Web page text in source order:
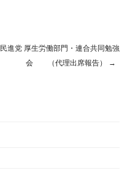
民進党 厚生労働部門・連合共同勉強
会 （代理出席報告）
→